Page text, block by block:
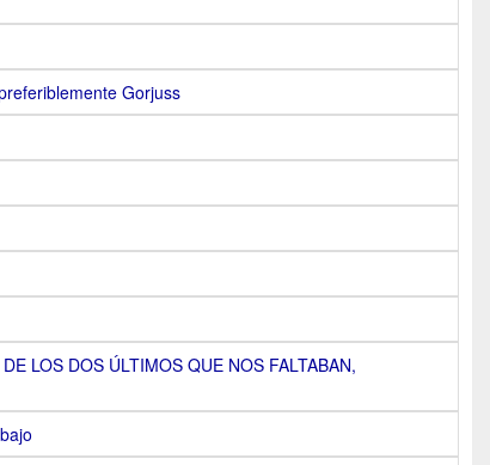
Gorjuss
DE LOS DOS ÚLTIMOS QUE NOS FALTABAN,